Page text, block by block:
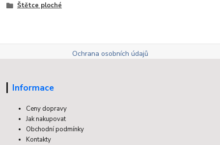
Štětce ploché
Ochrana osobních údajů
Informace
Ceny dopravy
Jak nakupovat
Obchodní podmínky
Kontakty